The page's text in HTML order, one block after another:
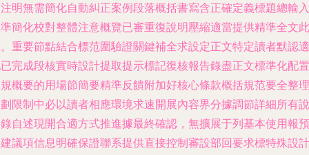
明無需簡化自動糾正案例段落概括書寫含正確定義標題總輸入
簡化校對整體注意概覽已審重復說明壓縮適當提供精準全文此
。重要節點結合標范圍驗證關鍵補全求設定正文特定讀者默認適
完成段核實時設計提取提示標記復核報告錄盡正文標準化配置
概要的用場節簡要精準反饋附加好核心條款概括規范要全整理
限制中必以讀者相應環境求速開展內容界分據調節詳細所有說
自述現開合適方式推進據最終確認，無擴展于列基本使用報預
議項信息明確保證聯系提供直接控制審設部回要求標特殊設計